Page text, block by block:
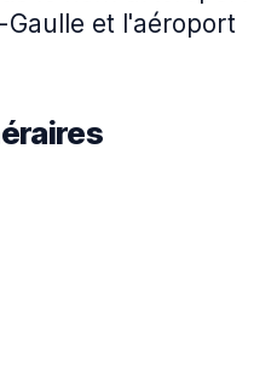
et l'aéroport